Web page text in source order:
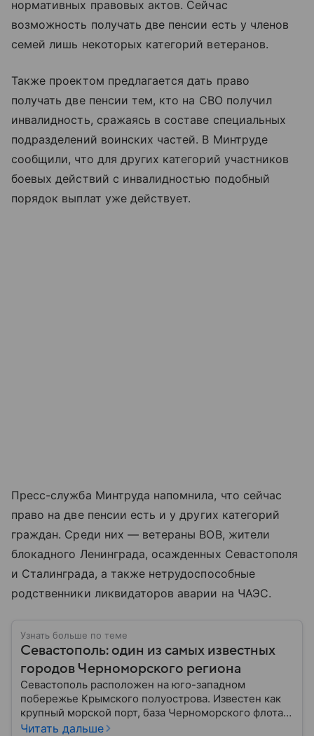
нормативных правовых актов. Сейчас
возможность получать две пенсии есть у членов
семей лишь некоторых категорий ветеранов.
Также проектом предлагается дать право
получать две пенсии тем, кто на СВО получил
инвалидность, сражаясь в составе специальных
подразделений воинских частей. В Минтруде
сообщили, что для других категорий участников
боевых действий с инвалидностью подобный
порядок выплат уже действует.
Пресс-служба Минтруда напомнила, что сейчас
право на две пенсии есть и у других категорий
граждан. Среди них — ветераны ВОВ, жители
блокадного Ленинграда, осажденных Севастополя
и Сталинграда, а также нетрудоспособные
родственники ликвидаторов аварии на ЧАЭС.
Узнать больше по теме
Севастополь: один из самых известных
городов Черноморского региона
Севастополь расположен на юго-западном
побережье Крымского полуострова. Известен как
крупный морской порт, база Черноморского флота и
город с богатой военной историей, сыгравший
Читать дальше